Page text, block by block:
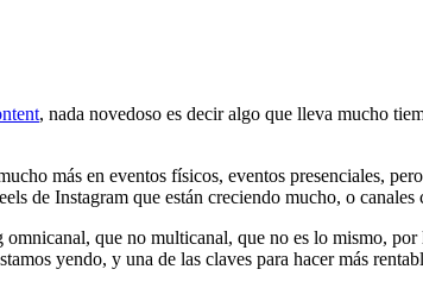
, nada novedoso es decir algo que lleva mucho
más en eventos físicos, eventos presenciales,
de Instagram que están creciendo mucho, o canales
omnicanal, que no multicanal, que no es lo mismo,
yendo, y una de las claves para hacer más